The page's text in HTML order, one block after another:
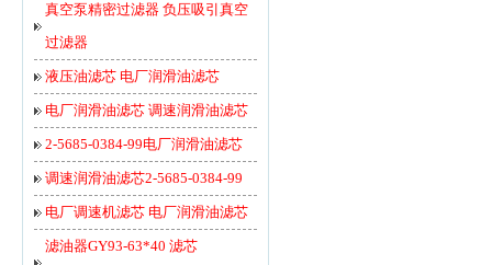
真空泵精密过滤器 负压吸引真空
过滤器
液压油滤芯 电厂润滑油滤芯
电厂润滑油滤芯 调速润滑油滤芯
2-5685-0384-99电厂润滑油滤芯
调速润滑油滤芯2-5685-0384-99
电厂调速机滤芯 电厂润滑油滤芯
滤油器GY93-63*40 滤芯